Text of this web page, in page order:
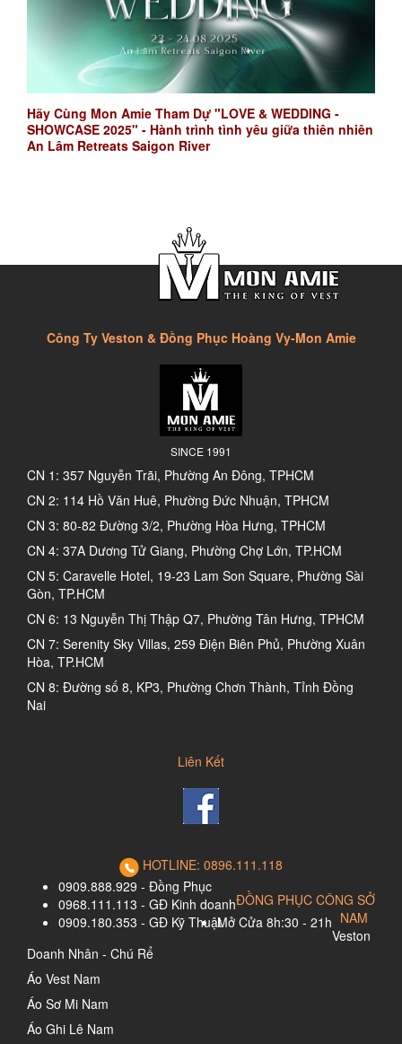
Hãy Cùng Mon Amie Tham Dự "LOVE & WEDDING -
SHOWCASE 2025" - Hành trình tình yêu giữa thiên nhiên
An Lâm Retreats Saigon River
Công Ty Veston & Đồng Phục Hoàng Vy-Mon Amie
SINCE 1991
CN 1: 357 Nguyễn Trãi, Phường An Đông, TPHCM
CN 2: 114 Hồ Văn Huê, Phường Đức Nhuận, TPHCM
CN 3: 80-82 Đường 3/2, Phường Hòa Hưng, TPHCM
CN 4: 37A Dương Tử Giang, Phường Chợ Lớn, TP.HCM
CN 5: Caravelle Hotel, 19-23 Lam Son Square, Phường Sài
Gòn, TP.HCM
CN 6: 13 Nguyễn Thị Thập Q7, Phường Tân Hưng, TPHCM
CN 7: Serenity Sky Villas, 259 Điện Biên Phủ, Phường Xuân
Hòa, TP.HCM
CN 8: Đường số 8, KP3, Phường Chơn Thành, Tỉnh Đồng
Nai
Liên Kết
HOTLINE: 0896.111.118
0909.888.929 - Đồng Phục
0968.111.113 - GĐ Kinh doanh
0909.180.353 - GĐ Kỹ ThuậtMở Cửa 8h:30 - 21h
ĐỒNG PHỤC CÔNG SỞ
NAM
Veston
Doanh Nhân - Chú Rể
Áo Vest Nam
Áo Sơ Mi Nam
Áo Ghi Lê Nam